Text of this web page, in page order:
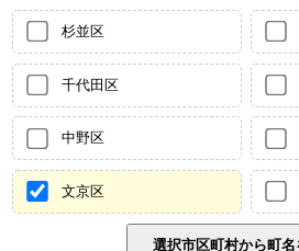
杉並区
千代田区
中野区
文京区